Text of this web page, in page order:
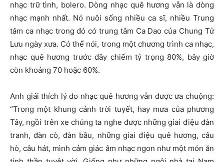
nhạc trữ tình, bolero. Dòng nhạc quê hương vẫn là dòng
nhạc mạnh nhất. Nó nuôi sống nhiều ca sĩ, nhiều Trung
tâm ca nhạc trong đó có trung tâm Ca Dao của Chung Tử
Lưu ngày xưa. Có thể nói, trong một chương trình ca nhạc,
nhạc quê hương trước đây chiếm tỷ trọng 80%, bây giờ
còn khoảng 70 hoặc 60%.
Anh giải thích lý do nhạc quê hương vẫn được ưa chuộng:
“Trong một khung cảnh trời tuyết, hay mưa của phương
Tây, ngồi trên xe chúng ta nghe được những giai điệu đàn
tranh, đàn cò, đàn bầu, những giai điệu quê hương, câu
hò, câu hát, mình cảm giác âm nhạc ngon như một món ăn